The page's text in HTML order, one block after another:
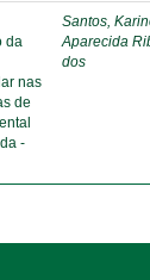
da
nas
de
-
Santos,
Aparecida
dos